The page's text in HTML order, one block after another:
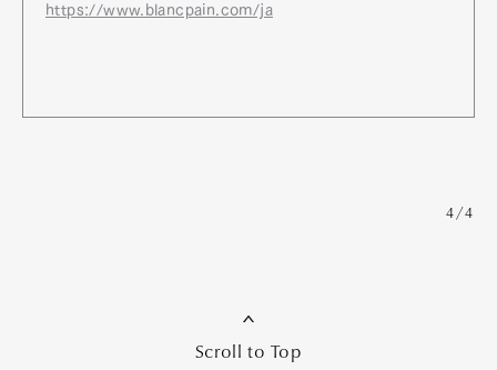
https://www.blancpain.com/ja
4/4
Scroll to Top